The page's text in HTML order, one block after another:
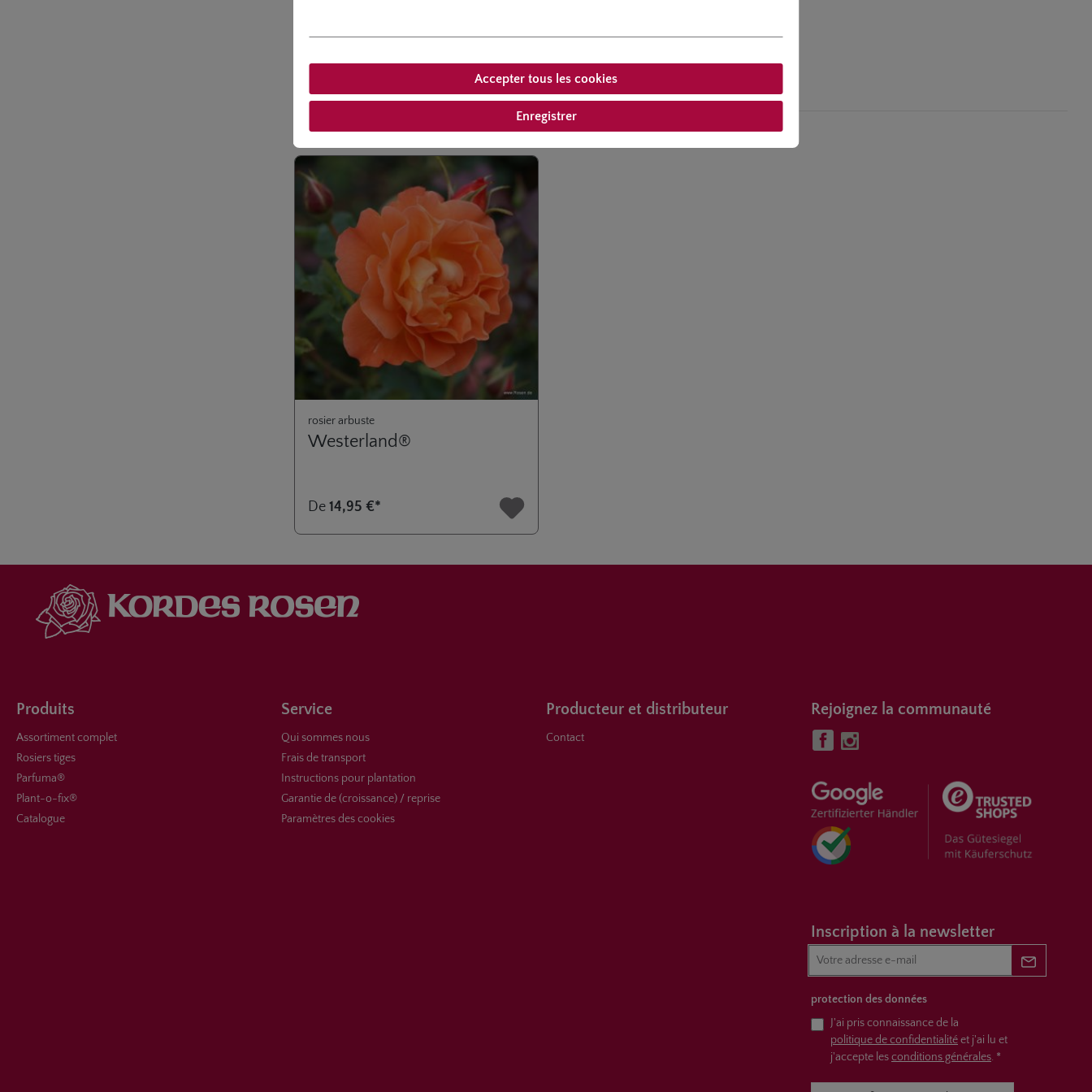
Produits similaires Les clients ont également acheté
Ignorer la galerie de produits
rosier arbuste
Westerland®
De 14,95 €*
Produits
Assortiment complet
Rosiers tiges
Parfuma®
Plant-o-fix®
Catalogue
Service
Qui sommes nous
Frais de transport
Instructions pour plantation
Garantie de (croissance) / reprise
Paramètres des cookies
Producteur et distributeur
Contact
Rejoignez la communauté
Inscription à la newsletter
Newsletter
protection des données
J'ai pris connaissance de la
politique de confidentialitéet j'ai lu et
j'accepte lesconditions générales. *
Accepter tous les cookies
Enregistrer